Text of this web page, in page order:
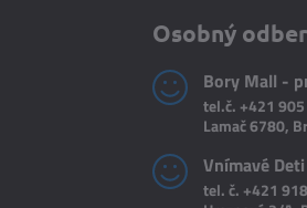
Osobný odber
Bory Mall -
tel.č. +421
Lamač 6780,
Vnímavé Deti
tel. č. +421